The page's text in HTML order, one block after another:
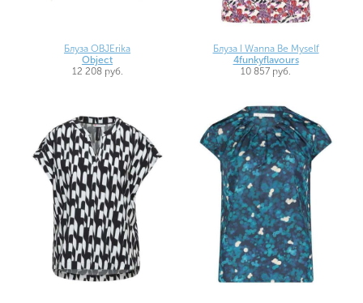
Блуза OBJErika
Object
12 208 руб.
Блуза I Wanna Be Myself
4funkyflavours
10 857 руб.